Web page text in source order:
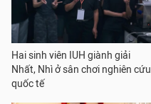
Hai sinh viên IUH giành giải
Nhất, Nhì ở sân chơi nghiên cứu
quốc tế